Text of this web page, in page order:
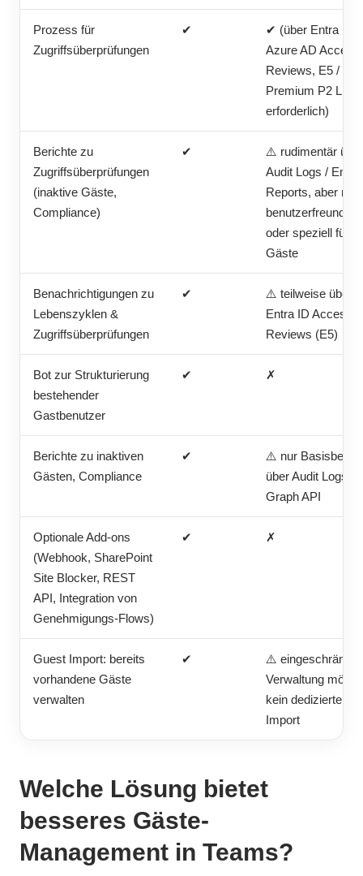
Prozess für
Zugriffsüberprüfungen
✔
✔ (über Entra ID /
Azure AD Access
Reviews, E5 /
Premium P2
erforderlich)
Berichte zu
Zugriffsüberprüfungen
(inaktive Gäste,
Compliance)
✔
⚠️ rudimentär über
Audit Logs / Entra
Reports, aber
benutzerfreundlich
oder speziell für
Gäste
Benachrichtigungen zu
Lebenszyklen &
Zugriffsüberprüfungen
✔
⚠️ teilweise über
Entra ID Access
Reviews (E5)
Bot zur Strukturierung
bestehender
Gastbenutzer
✔ ✗
Berichte zu inaktiven
Gästen, Compliance
✔
⚠️ nur
über Audit Logs /
Graph API
Optionale Add-ons
(Webhook, SharePoint
Site Blocker, REST
API, Integration von
Genehmigungs-Flows)
✔ ✗
Guest Import: bereits
vorhandene Gäste
verwalten
✔
⚠️ eingeschränkte
Verwaltung
kein dedizierter
Import
Welche Lösung bietet
besseres Gäste-
Management in Teams?